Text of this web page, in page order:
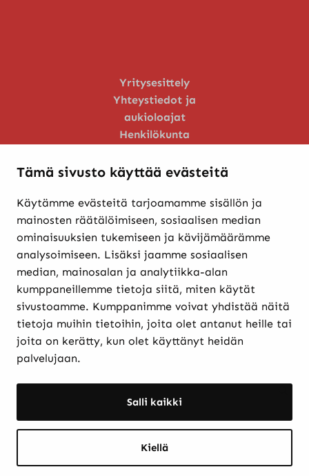
Tämä sivusto käyttää evästeitä
Käytämme evästeitä tarjoamamme sisällön ja
mainosten räätälöimiseen, sosiaalisen median
ominaisuuksien tukemiseen ja kävijämäärämme
analysoimiseen. Lisäksi jaamme sosiaalisen
median, mainosalan ja analytiikka-alan
kumppaneillemme tietoja siitä, miten käytät
sivustoamme. Kumppanimme voivat yhdistää näitä
tietoja muihin tietoihin, joita olet antanut heille tai
joita on kerätty, kun olet käyttänyt heidän
palvelujaan.
Salli kaikki
Kiellä
Yritysesittely
Yhteystiedot ja
aukioloajat
Henkilökunta
Verkkokaupasta ostaminen
Maksutavat ja
toimitusehdot
Palautukset
Rekisteriseloste
Evästekäytännöt
Etkö löytänyt etsimääsi? Hae sivustolta:
Haku: Haku